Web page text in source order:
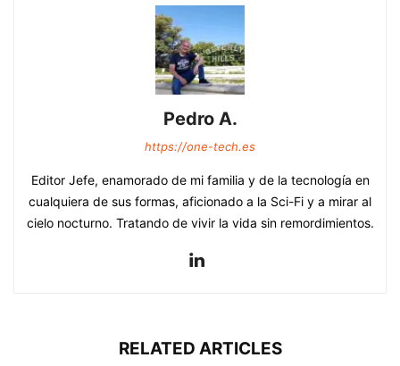
Pedro A.
https://one-tech.es
Editor Jefe, enamorado de mi familia y de la tecnología en
cualquiera de sus formas, aficionado a la Sci-Fi y a mirar al
cielo nocturno. Tratando de vivir la vida sin remordimientos.
RELATED ARTICLES